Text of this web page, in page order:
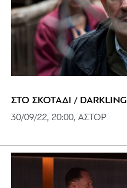
ΣΤΟ ΣΚΟΤΑΔΙ / DARKLING
30/09/22, 20:00, ΑΣΤΟΡ